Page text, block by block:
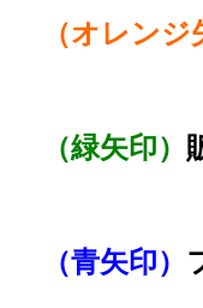
（オレンジ
（緑矢印）
（青矢印）